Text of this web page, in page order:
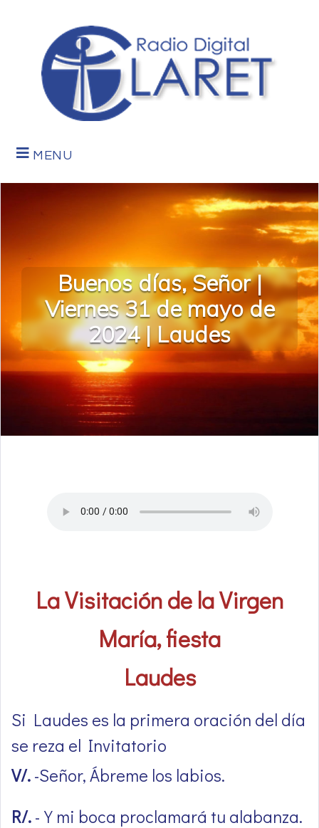
MENU
Buenos días, Señor |
Viernes 31 de mayo de
2024 | Laudes
La Visitación de la Virgen
María, fiesta
Laudes
Si Laudes es la primera oración del día
se reza el Invitatorio
V/.-Señor, Ábreme los labios.
R/.-Y mi boca proclamará tu alabanza.